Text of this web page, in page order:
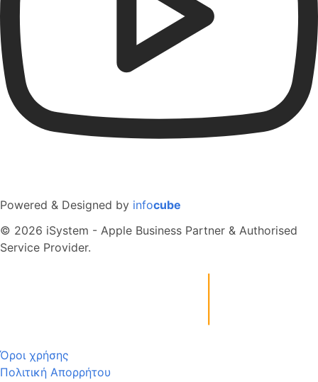
Powered & Designed by infocube
© 2026 iSystem - Apple Business Partner & Authorised
Service Provider.
Όροι χρήσης
Πολιτική Απορρήτου